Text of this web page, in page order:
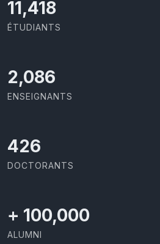
11,727
ÉTUDIANTS
2,142
ENSEIGNANTS
437
DOCTORANTS
+ 100,000
ALUMNI